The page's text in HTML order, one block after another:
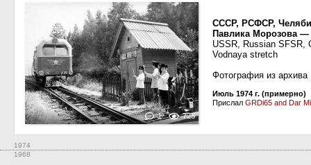
1 725
СССР, РСФСР,
Павлика Морозова
USSR, Russian SFSR,
Vodnaya stretch
Фотография из
Июль 1974 г. (примерно)
Прислал GRDi65 and Dar
1974
1968